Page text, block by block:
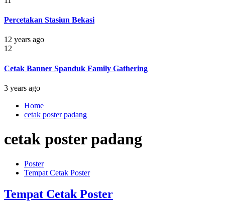
Percetakan Stasiun Bekasi
12 years ago
12
Cetak Banner Spanduk Family Gathering
3 years ago
Home
cetak poster padang
cetak poster padang
Poster
Tempat Cetak Poster
Tempat Cetak Poster